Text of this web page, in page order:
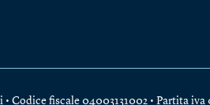
fiscale 04003131002 • Partita iva